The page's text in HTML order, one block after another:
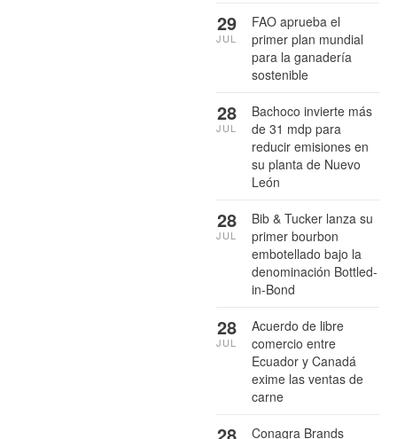
FAO aprueba el
primer plan mundial
para la ganadería
sostenible
29
JUL
Bachoco invierte más
de 31 mdp para
reducir emisiones en
su planta de Nuevo
León
28
JUL
Bib & Tucker lanza su
primer bourbon
embotellado bajo la
denominación Bottled-
in-Bond
28
JUL
Acuerdo de libre
comercio entre
Ecuador y Canadá
exime las ventas de
carne
28
JUL
Conagra Brands